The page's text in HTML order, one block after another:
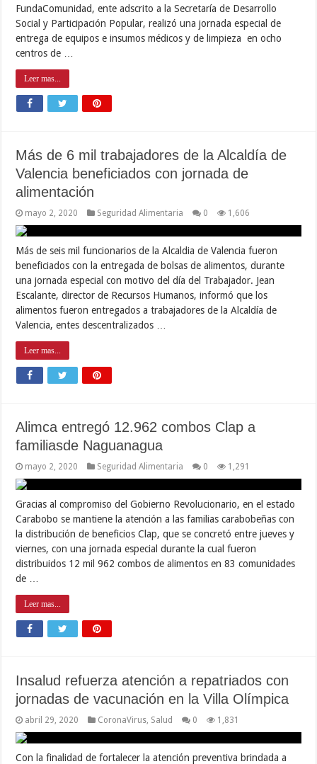
FundaComunidad, ente adscrito a la Secretaría de Desarrollo
Social y Participación Popular, realizó una jornada especial de
entrega de equipos e insumos médicos y de limpieza en ocho
centros de …
Leer mas...
Más de 6 mil trabajadores de la Alcaldía de
Valencia beneficiados con jornada de
alimentación
mayo 2, 2020 Seguridad Alimentaria 0 1,606
Más de seis mil funcionarios de la Alcaldia de Valencia fueron
beneficiados con la entregada de bolsas de alimentos, durante
una jornada especial con motivo del día del Trabajador. Jean
Escalante, director de Recursos Humanos, informó que los
alimentos fueron entregados a trabajadores de la Alcaldía de
Valencia, entes descentralizados …
Leer mas...
Alimca entregó 12.962 combos Clap a
familiasde Naguanagua
mayo 2, 2020 Seguridad Alimentaria 0 1,291
Gracias al compromiso del Gobierno Revolucionario, en el estado
Carabobo se mantiene la atención a las familias carabobeñas con
la distribución de beneficios Clap, que se concretó entre jueves y
viernes, con una jornada especial durante la cual fueron
distribuidos 12 mil 962 combos de alimentos en 83 comunidades
de …
Leer mas...
Insalud refuerza atención a repatriados con
jornadas de vacunación en la Villa Olímpica
abril 29, 2020 CoronaVirus Salud 0 1,831
Con la finalidad de fortalecer la atención preventiva brindada a